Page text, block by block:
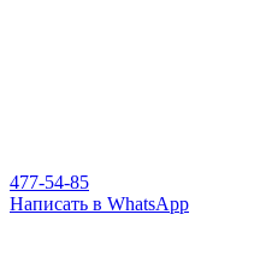
477-54-85
Написать в WhatsApp